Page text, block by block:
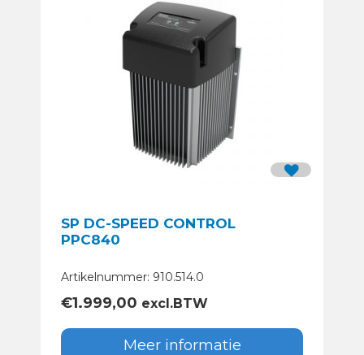
SP DC-SPEED CONTROL
PPC840
Artikelnummer: 910.514.0
€1.999,00 excl.BTW
Meer informatie